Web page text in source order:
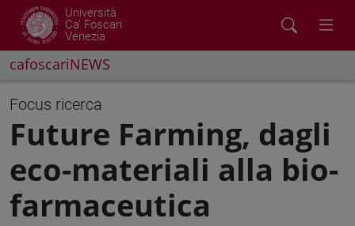
Università
Ca' Foscari
Venezia
cafoscariNEWS
Focus ricerca
Future Farming, dagli
eco-materiali alla bio-
farmaceutica